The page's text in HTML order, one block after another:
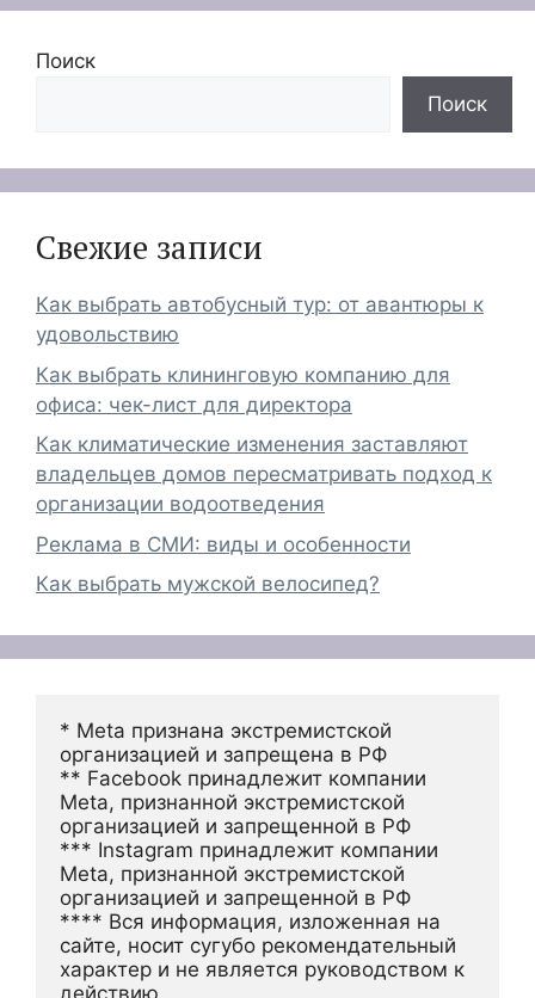
Поиск
Поиск
Свежие записи
Как выбрать автобусный тур: от авантюры к
удовольствию
Как выбрать клининговую компанию для
офиса: чек-лист для директора
Как климатические изменения заставляют
владельцев домов пересматривать подход к
организации водоотведения
Реклама в СМИ: виды и особенности
Как выбрать мужской велосипед?
* Meta признана экстремистской
организацией и запрещена в РФ
** Facebook принадлежит компании
Meta, признанной экстремистской
организацией и запрещенной в РФ
*** Instagram принадлежит компании
Meta, признанной экстремистской
организацией и запрещенной в РФ
**** Вся информация, изложенная на
сайте, носит сугубо рекомендательный
характер и не является руководством к
действию.